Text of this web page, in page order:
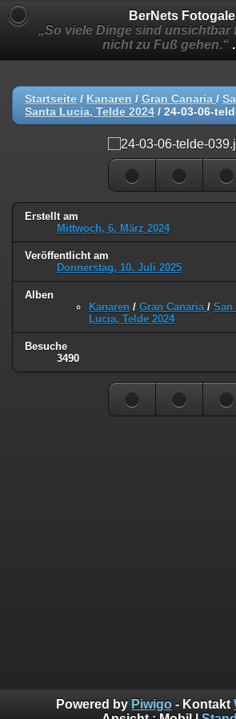
BerNets
„So viele Dinge sind unsichtbar
nicht zu Fuß gehen.“ .
Startseite / Kanaren / Gran Canaria /
Santa Lucia, Telde 2024 / 24-03-06-
Erstellt am
Mittwoch, 6. März 2024
Veröffentlicht am
Donnerstag, 10. Juli 2025
Alben
Kanaren / Gran Canaria / San
Lucia, Telde 2024
Besuche
3490
Powered by Piwigo - Kontakt